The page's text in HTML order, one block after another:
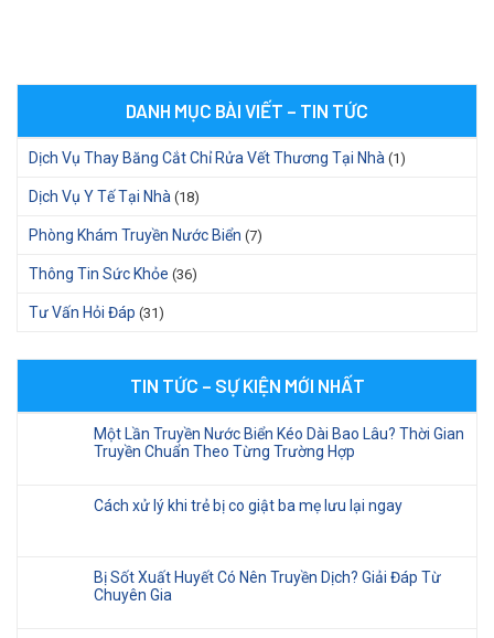
DANH MỤC BÀI VIẾT – TIN TỨC
Dịch Vụ Thay Băng Cắt Chỉ Rửa Vết Thương Tại Nhà (1)
Dịch Vụ Y Tế Tại Nhà (18)
Phòng Khám Truyền Nước Biển (7)
Thông Tin Sức Khỏe (36)
Tư Vấn Hỏi Đáp (31)
TIN TỨC – SỰ KIỆN MỚI NHẤT
Một Lần Truyền Nước Biển Kéo Dài Bao Lâu? Thời Gian
Truyền Chuẩn Theo Từng Trường Hợp
Cách xử lý khi trẻ bị co giật ba mẹ lưu lại ngay
Bị Sốt Xuất Huyết Có Nên Truyền Dịch? Giải Đáp Từ
Chuyên Gia